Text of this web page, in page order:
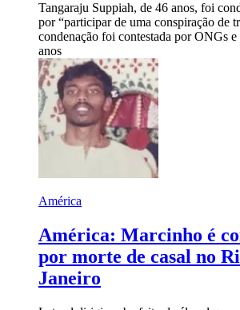
Tangaraju Suppiah, de 46 anos, foi
por “participar de uma conspiração de
condenação foi contestada por ONGs
anos
América
América: Marcinho é
por morte de casal no
Janeiro